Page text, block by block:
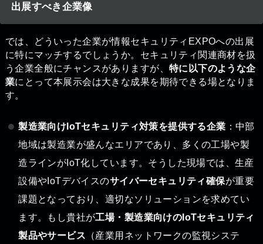
出展すべき企業像
では、どういった企業が情報セキュリティEXPOへの出展
に特にマッチするでしょうか。セキュリティ関連商材を扱
う企業全般にチャンスがありますが、 特に以下のような企
業にとって本展示会は大きな成果を期待できる場となりま
す。
製造業向けIoTセキュリティ対策を提供する企業 ：中部
地域は製造業が盛んなエリアであり、多くの工場や製
造ラインがIoT化しています。そうした現場では、生産
設備やIoTデバイスのサイバーセキュリティ確保が重要
課題となっており、適切なソリューションを求めてい
ます。もし貴社が工場・製造業向けのIoTセキュリティ
製品やサービス （産業用ネットワークの監視システ